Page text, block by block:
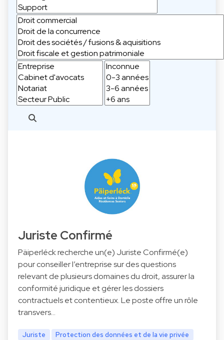
Juriste Confirmé
Päiperléck recherche un(e) Juriste Confirmé(e)
pour conseiller l’entreprise sur des questions
relevant de plusieurs domaines du droit, assurer la
conformité juridique et gérer les dossiers
contractuels et contentieux. Le poste offre un rôle
transvers…
Juriste
Protection des données et de la vie privée